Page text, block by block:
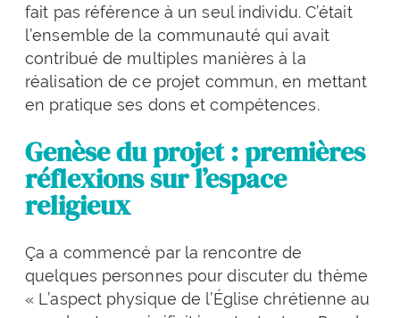
fait pas référence à un seul individu. C’était
l’ensemble de la communauté qui avait
contribué de multiples manières à la
réalisation de ce projet commun, en mettant
en pratique ses dons et compétences.
Genèse du projet : premières
réflexions sur l’espace
religieux
Ça a commencé par la rencontre de
quelques personnes pour discuter du thème
« L’aspect physique de l’Église chrétienne au